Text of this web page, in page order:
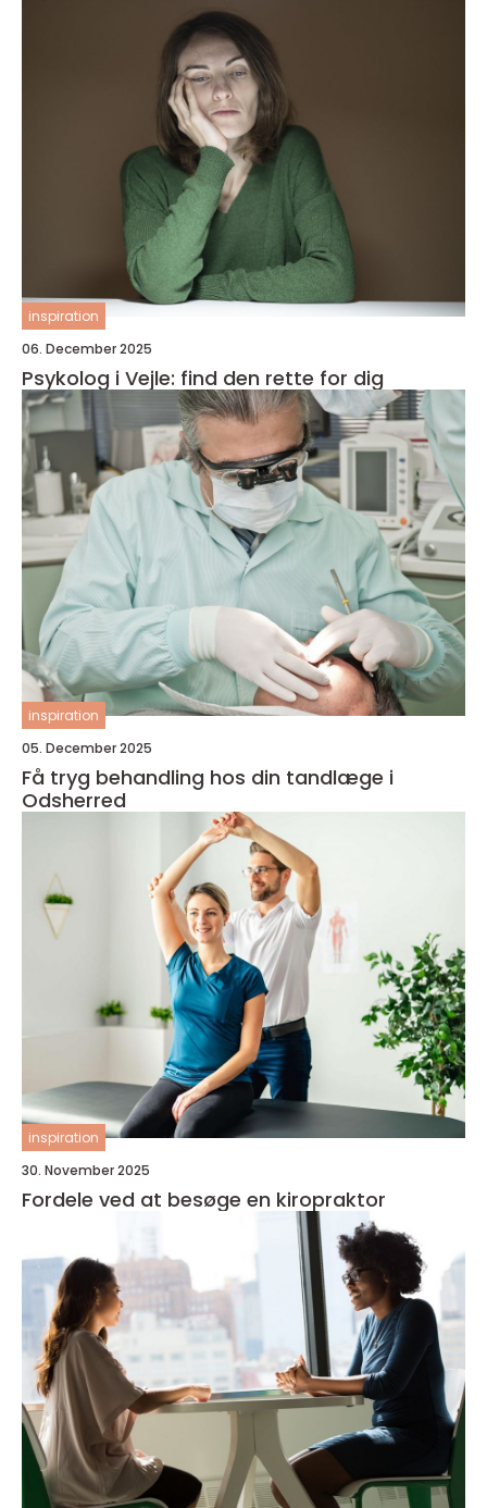
inspiration
06. December 2025
Psykolog i Vejle: find den rette for dig
inspiration
05. December 2025
Få tryg behandling hos din tandlæge i
Odsherred
inspiration
30. November 2025
Fordele ved at besøge en kiropraktor